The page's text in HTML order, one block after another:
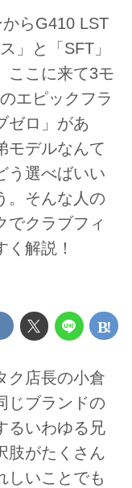
らG410 LST
」と「SFT」
ここに来て3モ
エピックフラ
ゼロ」があ
モデルなんて
う選べばいい
。そんな人の
でクラブフィ
解説！
ク店長の小倉
じブランドの
るいわゆる兄
肢がたくさん
しいことでも